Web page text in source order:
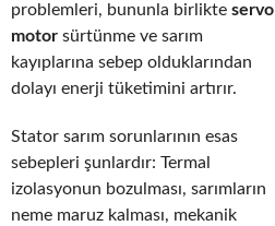
problemleri, bununla birlikte servo
motor sürtünme ve sarım
kayıplarına sebep olduklarından
dolayı enerji tüketimini artırır.
Stator sarım sorunlarının esas
sebepleri şunlardır: Termal
izolasyonun bozulması, sarımların
neme maruz kalması, mekanik